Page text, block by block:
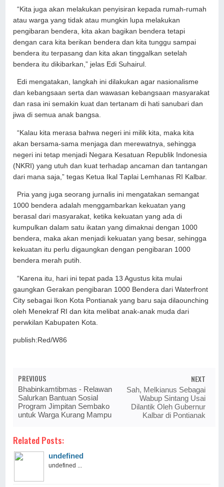
“Kita juga akan melakukan penyisiran kepada rumah-rumah
atau warga yang tidak atau mungkin lupa melakukan
pengibaran bendera, kita akan bagikan bendera tetapi
dengan cara kita berikan bendera dan kita tunggu sampai
bendera itu terpasang dan kita akan tinggalkan setelah
bendera itu dikibarkan,” jelas Edi Suhairul.
Edi mengatakan, langkah ini dilakukan agar nasionalisme
dan kebangsaan serta dan wawasan kebangsaan masyarakat
dan rasa ini semakin kuat dan tertanam di hati sanubari dan
jiwa di semua anak bangsa.
“Kalau kita merasa bahwa negeri ini milik kita, maka kita
akan bersama-sama menjaga dan merewatnya, sehingga
negeri ini tetap menjadi Negara Kesatuan Republik Indonesia
(NKRI) yang utuh dan kuat terhadap ancaman dan tantangan
dari mana saja,” tegas Ketua Ikal Taplai Lemhanas RI Kalbar.
Pria yang juga seorang jurnalis ini mengatakan semangat
1000 bendera adalah menggambarkan kekuatan yang
berasal dari masyarakat, ketika kekuatan yang ada di
kumpulkan dalam satu ikatan yang dimaknai dengan 1000
bendera, maka akan menjadi kekuatan yang besar, sehingga
kekuatan itu perlu digaungkan dengan pengibaran 1000
bendera merah putih.
“Karena itu, hari ini tepat pada 13 Agustus kita mulai
gaungkan Gerakan pengibaran 1000 Bendera dari Waterfront
City sebagai Ikon Kota Pontianak yang baru saja dilaounching
oleh Menekraf RI dan kita melibat anak-anak muda dari
perwkilan Kabupaten Kota.
publish:Red/W86
PREVIOUS
Bhabinkamtibmas - Relawan
Salurkan Bantuan Sosial
Program Jimpitan Sembako
untuk Warga Kurang Mampu
NEXT
Sah, Melkianus Sebagai
Wabup Sintang Usai
Dilantik Oleh Gubernur
Kalbar di Pontianak
Related Posts:
undefined
undefined ...